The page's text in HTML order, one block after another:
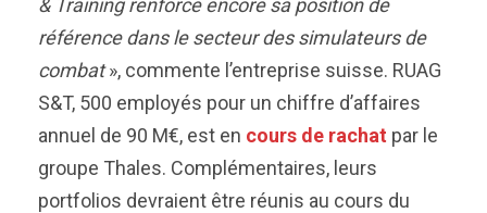
& Training renforce encore sa position de
référence dans le secteur des simulateurs de
combat», commente l’entreprise suisse. RUAG
S&T, 500 employés pour un chiffre d’affaires
annuel de 90 M€, est en cours de rachat par le
groupe Thales. Complémentaires, leurs
portfolios devraient être réunis au cours du